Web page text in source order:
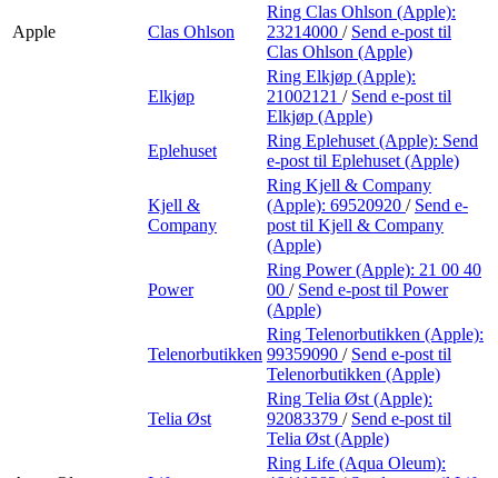
Apple Clas Ohlson
Ring Clas Ohlson (Apple):
23214000 / Send e-post til
Clas Ohlson (Apple)
Elkjøp
Ring Elkjøp (Apple):
21002121 / Send e-post til
Elkjøp (Apple)
Eplehuset
Ring Eplehuset (Apple): Send
e-post til Eplehuset (Apple)
Kjell &
Company
Ring Kjell & Company
(Apple): 69520920 / Send e-
post til Kjell & Company
(Apple)
Power
Ring Power (Apple): 21 00 40
00 / Send e-post til Power
(Apple)
Telenorbutikken
Ring Telenorbutikken (Apple):
99359090 / Send e-post til
Telenorbutikken (Apple)
Telia Øst
Ring Telia Øst (Apple):
92083379 / Send e-post til
Telia Øst (Apple)
Ring Life (Aqua Oleum):